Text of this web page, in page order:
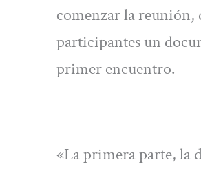
comenzar la reunión,
participantes un
primer encuentro.
«La primera parte, la